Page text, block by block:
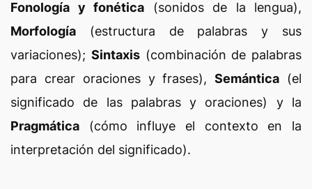
Fonología y fonética (sonidos de la lengua),
Morfología (estructura de palabras y sus
variaciones); Sintaxis(combinación de palabras
para crear oraciones y frases),Semántica (el
significado de las palabras y oraciones) y la
Pragmática (cómo influye el contexto en la
interpretación del significado).